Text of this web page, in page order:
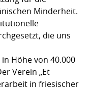
Minderheit.
die uns
Höhe von 40.000
Verein „Et
in friesischer